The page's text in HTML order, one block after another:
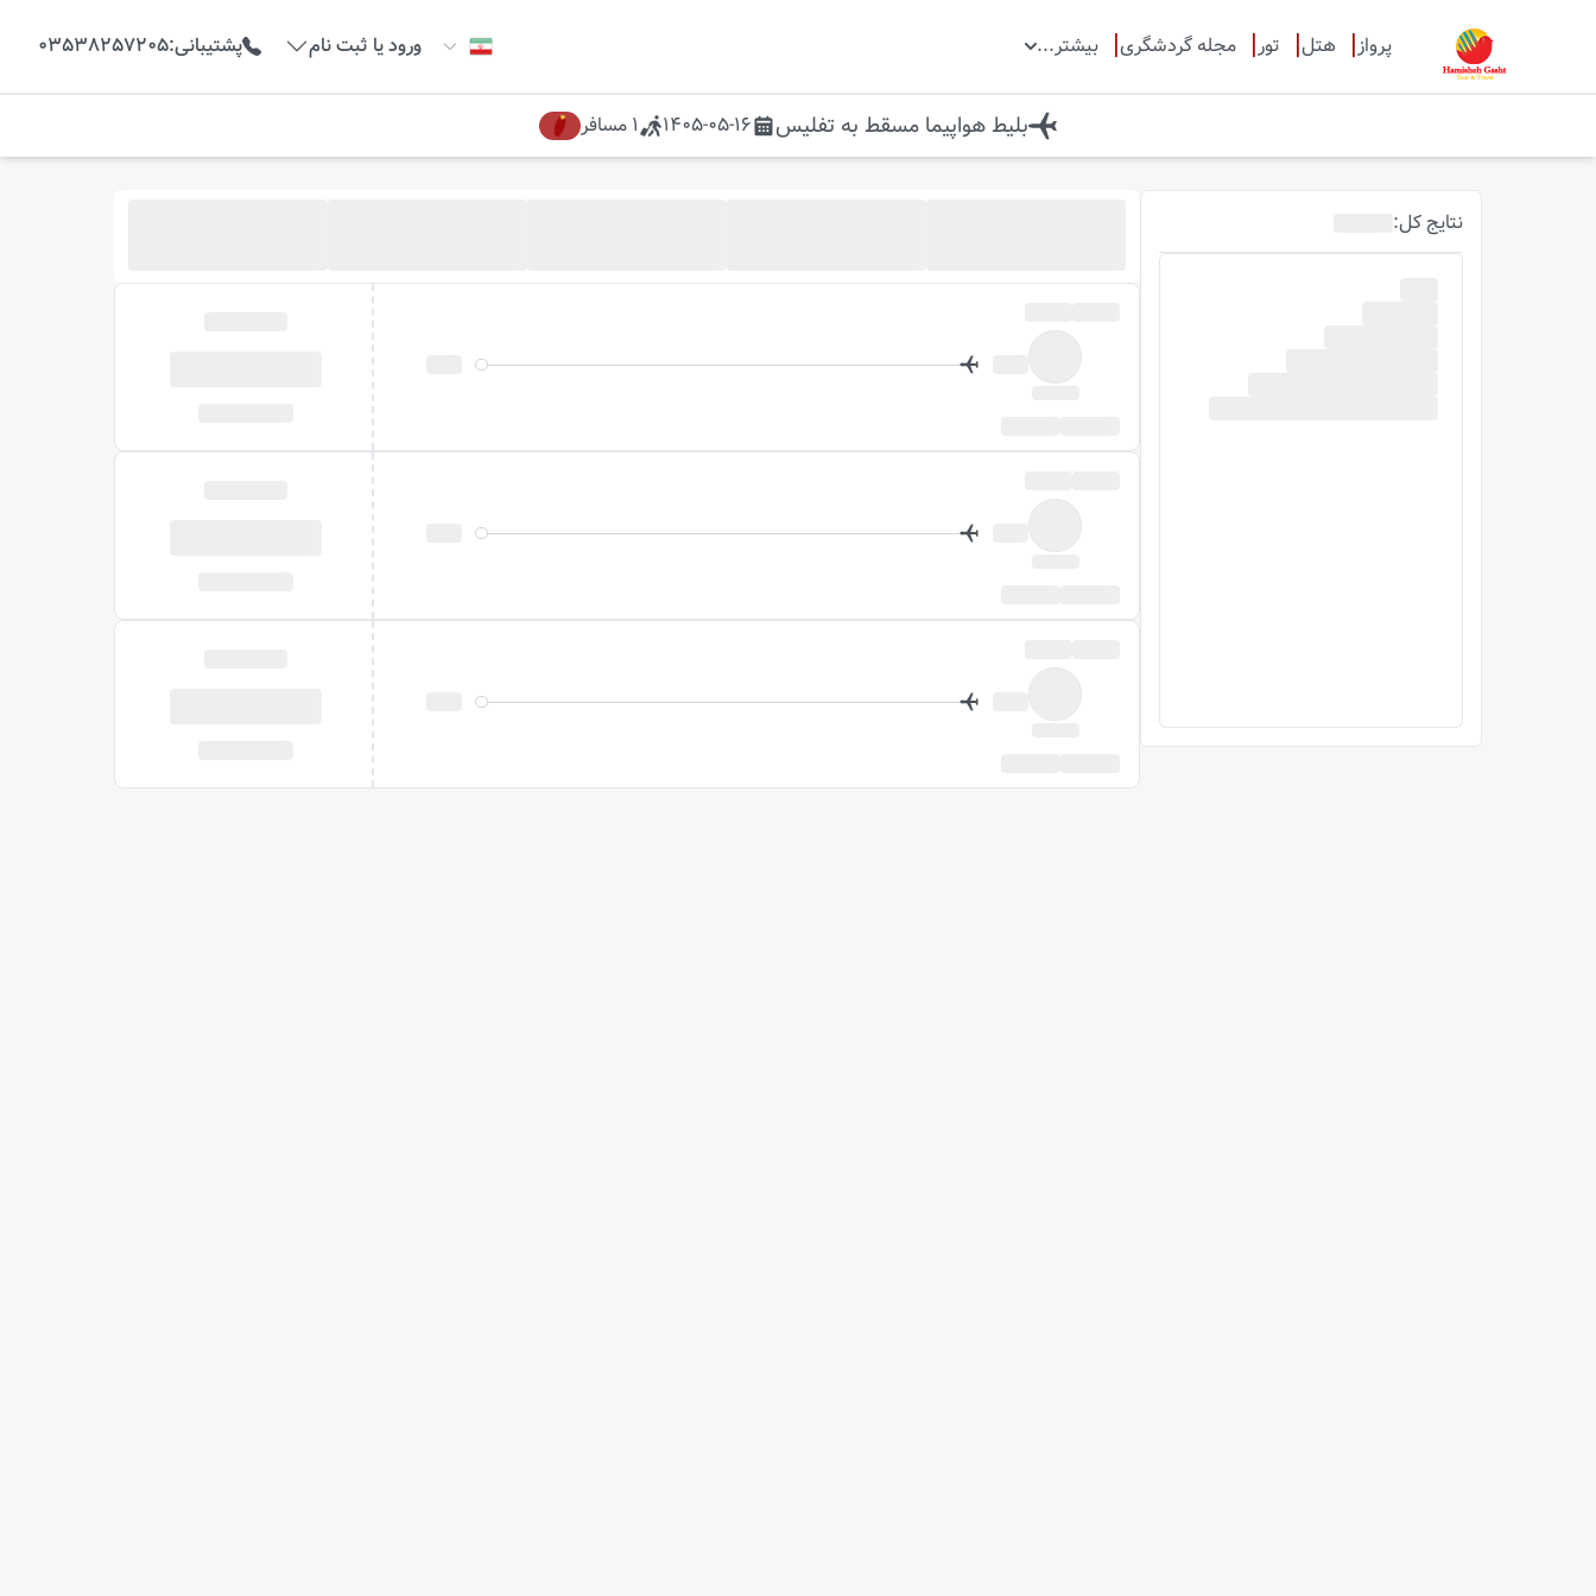
پرواز هتل تور مجله گردشگری بیشتر... ورود یا ثبت نام پشتیبانی:
03538257205
بلیط هواپیما مسقط به تفلیس 1405-05-16
1 مسافر
نتایج کل: